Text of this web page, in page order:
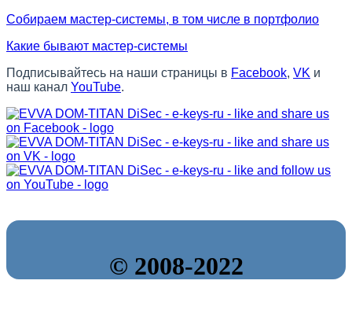
Собираем мастер-системы, в том числе в портфолио
Какие бывают мастер-системы
Подписывайтесь на наши страницы в Facebook, VK и
наш канал YouTube.
© 2008-2022